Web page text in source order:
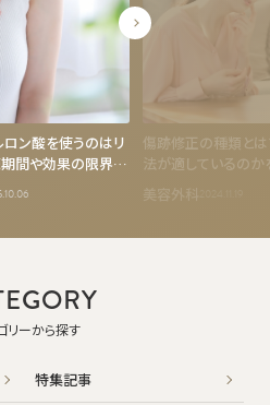
ン酸を使うのはリ
間や効果の限界・
傷跡修正の種類と
法が適しているのか
美容外科
リーから探す
特集記事